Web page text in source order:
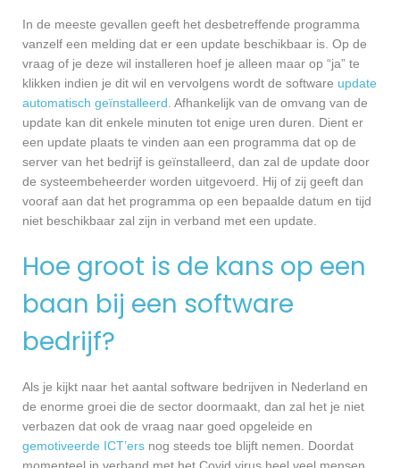
In de meeste gevallen geeft het desbetreffende programma
vanzelf een melding dat er een update beschikbaar is. Op de
vraag of je deze wil installeren hoef je alleen maar op “ja” te
klikken indien je dit wil en vervolgens wordt de software update
automatisch geïnstalleerd . Afhankelijk van de omvang van de
update kan dit enkele minuten tot enige uren duren. Dient er
een update plaats te vinden aan een programma dat op de
server van het bedrijf is geïnstalleerd, dan zal de update door
de systeembeheerder worden uitgevoerd. Hij of zij geeft dan
vooraf aan dat het programma op een bepaalde datum en tijd
niet beschikbaar zal zijn in verband met een update.
Hoe groot is de kans op een
baan bij een software
bedrijf?
Als je kijkt naar het aantal software bedrijven in Nederland en
de enorme groei die de sector doormaakt, dan zal het je niet
verbazen dat ook de vraag naar goed opgeleide en
gemotiveerde ICT’ers nog steeds toe blijft nemen. Doordat